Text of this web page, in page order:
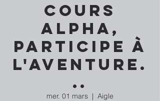
Cours
Alpha,
participe à
l'aventure.
..
mer. 01 mars
  |
Aigle